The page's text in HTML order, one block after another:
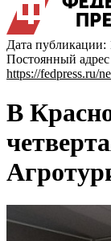
Дата публикации:
Постоянный
https://fedpress.ru/
В